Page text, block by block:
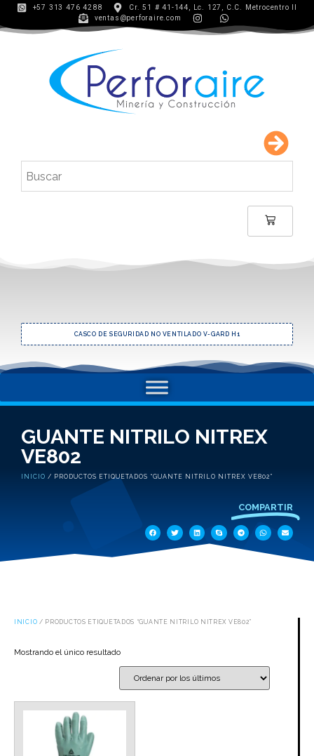
+57 313 476 4288
Cr. 51 # 41-144, Lc. 127, C.C. Metrocentro II
ventas@perforaire.com
CASCO DE SEGURIDAD NO VENTILADO V-GARD H1
GUANTE NITRILO NITREX
VE802
INICIO / PRODUCTOS ETIQUETADOS “GUANTE NITRILO NITREX VE802”
COMPARTIR
INICIO / PRODUCTOS ETIQUETADOS “GUANTE NITRILO NITREX VE802”
Mostrando el único resultado